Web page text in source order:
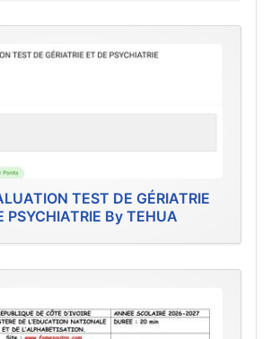
TEST DE GÉRIATRIE
PSYCHIATRIE By TEHUA